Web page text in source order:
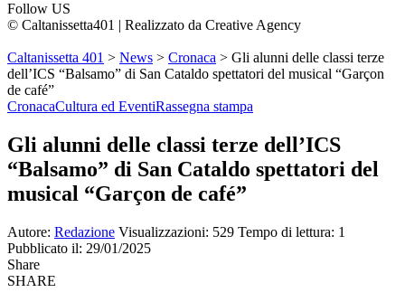
Follow US
© Caltanissetta401 | Realizzato da Creative Agency
Caltanissetta 401 > News > Cronaca > Gli alunni delle classi terze
dell’ICS “Balsamo” di San Cataldo spettatori del musical “Garçon
de café”
CronacaCultura ed EventiRassegna stampa
Gli alunni delle classi terze dell’ICS
“Balsamo” di San Cataldo spettatori del
musical “Garçon de café”
Autore: Redazione Visualizzazioni: 529 Tempo di lettura: 1
Pubblicato il: 29/01/2025
Share
SHARE